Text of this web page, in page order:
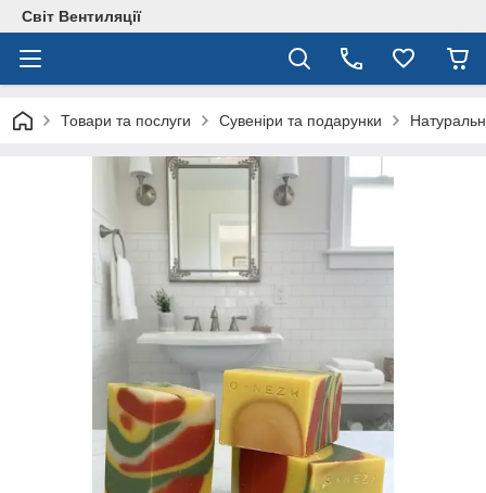
Світ Вентиляції
Товари та послуги Сувеніри та подарунки